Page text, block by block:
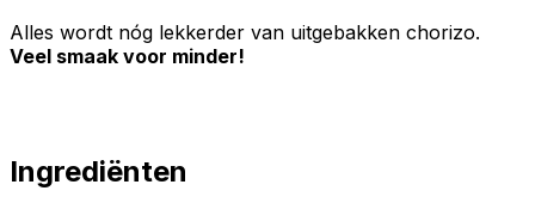
Alles wordt nóg lekkerder van uitgebakken chorizo.
Veel smaak voor minder!
Ingrediënten